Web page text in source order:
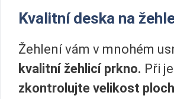
Kvalitní deska na
Žehlení vám v mnohém
kvalitní žehlicí prkno. Při
zkontrolujte velikost